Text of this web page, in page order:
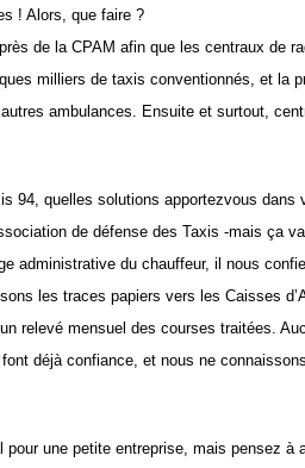
! Alors, que faire ?
de la CPAM afin que les centraux de
milliers de taxis conventionnés, et la
ambulances. Ensuite et surtout,
94, quelles solutions apportezvous
de défense des Taxis -mais ça
administrative du chauffeur, il nous
les traces papiers vers les Caisses
relevé mensuel des courses traitées.
déjà confiance, et nous ne
pour une petite entreprise, mais pensez à